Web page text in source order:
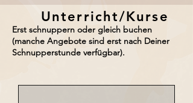
Unterricht/Kurse
Erst schnuppern oder gleich buchen
(manche Angebote sind erst nach Deiner
Schnupperstunde verfügbar).